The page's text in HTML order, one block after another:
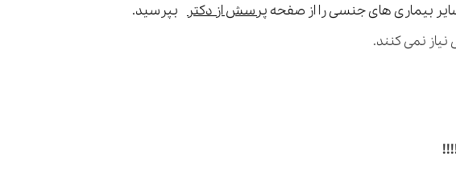
بیماری های جنسی را از صفحه پرسش از دکتر بپرسید.